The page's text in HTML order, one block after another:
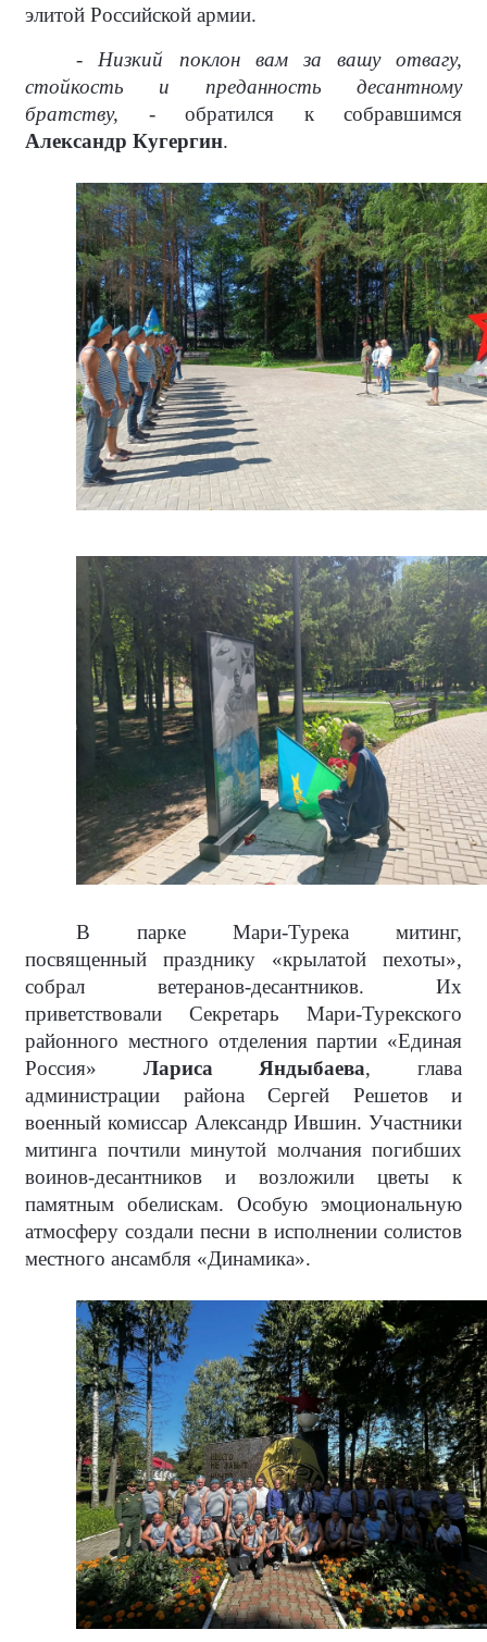
элитой Российской армии.
- Низкий поклон вам за вашу отвагу,
стойкость и преданность десантному
братству, -обратился к собравшимся
Александр Кугергин.
В парке Мари-Турека митинг,
посвященный празднику «крылатой пехоты»,
собрал ветеранов-десантников. Их
приветствовали Секретарь Мари-Турекского
районного местного отделения партии «Единая
Россия» Лариса Яндыбаева, глава
администрации района Сергей Решетов и
военный комиссар Александр Ившин. Участники
митинга почтили минутой молчания погибших
воинов-десантников и возложили цветы к
памятным обелискам. Особую эмоциональную
атмосферу создали песни в исполнении солистов
местного ансамбля «Динамика».